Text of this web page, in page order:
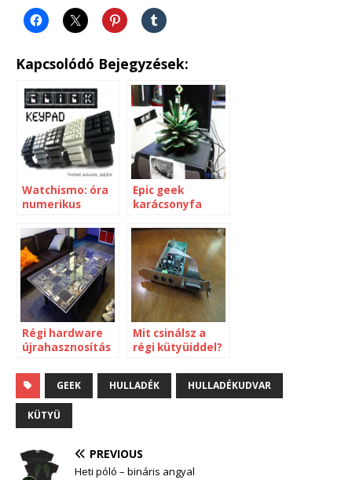
Kapcsolódó Bejegyzések:
Watchismo: óra
numerikus
Epic geek
karácsonyfa
Régi hardware
újrahasznosítás
Mit csinálsz a
régi kütyüiddel?
GEEK HULLADÉK HULLADÉKUDVAR
KÜTYÜ
PREVIOUS
Heti póló – bináris angyal